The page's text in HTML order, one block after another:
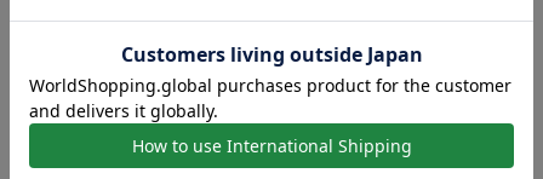
【素材】シルバー925
【製造国】日本
【対象】メンズ / ユニセックス
制作工程の都合上、商品のサイズには若干の個体差が生じます。
表記の寸法に満たない、または寸法を超えるものがございますの
で、数値は目安とお考えください。